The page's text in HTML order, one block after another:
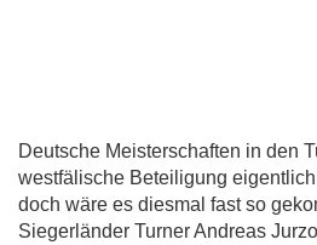
Deutsche Meisterschaften in den
westfälische Beteiligung
doch wäre es diesmal fast so
Siegerländer Turner Andreas